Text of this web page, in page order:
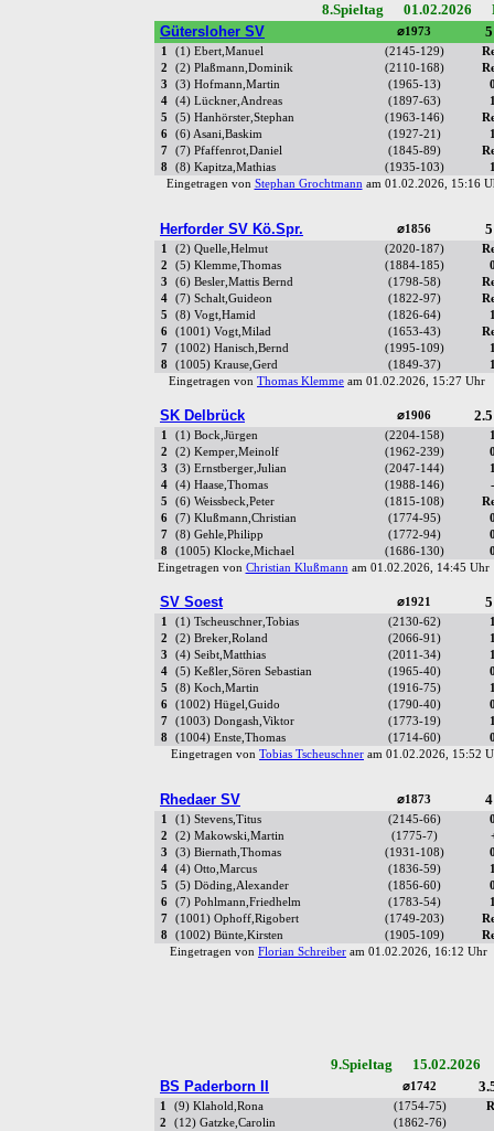
8.Spieltag 01.02.2026
Gütersloher SV
⌀1973
1 (1) Ebert,Manuel (2145-129)
2
(2) Plaßmann,Dominik (2110-168)
3
(3) Hofmann,Martin (1965-13)
4
(4) Lückner,Andreas (1897-63)
5
(5) Hanhörster,Stephan (1963-146)
6
(6) Asani,Baskim (1927-21)
7
(7) Pfaffenrot,Daniel (1845-89)
8
(8) Kapitza,Mathias (1935-103)
Eingetragen von Stephan Grochtmannam 01.02.2026, 15:16
Herforder SV Kö.Spr. ⌀1856
1 (2) Quelle,Helmut (2020-187)
2
(5) Klemme,Thomas (1884-185)
3
(6) Besler,Mattis Bernd (1798-58)
4
(7) Schalt,Guideon (1822-97)
5
(8) Vogt,Hamid (1826-64)
6
(1001) Vogt,Milad (1653-43)
7
(1002) Hanisch,Bernd (1995-109)
8
(1005) Krause,Gerd (1849-37)
Eingetragen von Thomas Klemme am 01.02.2026, 15:27 Uhr
SK Delbrück ⌀1906
1 (1) Bock,Jürgen (2204-158)
2
(2) Kemper,Meinolf (1962-239)
3
(3) Ernstberger,Julian (2047-144)
4
(4) Haase,Thomas (1988-146)
5
(6) Weissbeck,Peter (1815-108)
6
(7) Klußmann,Christian (1774-95)
7
(8) Gehle,Philipp (1772-94)
8
(1005) Klocke,Michael (1686-130)
Eingetragen von Christian Klußmannam 01.02.2026, 14:45
SV Soest ⌀1921
1 (1) Tscheuschner,Tobias (2130-62)
2
(2) Breker,Roland (2066-91)
3
(4) Seibt,Matthias (2011-34)
4
(5) Keßler,Sören Sebastian (1965-40)
5
(8) Koch,Martin (1916-75)
6
(1002) Hügel,Guido (1790-40)
7
(1003) Dongash,Viktor (1773-19)
8
(1004) Enste,Thomas (1714-60)
Eingetragen von Tobias Tscheuschner am 01.02.2026, 15:52
Rhedaer SV ⌀1873
1 (1) Stevens,Titus (2145-66)
2
(2) Makowski,Martin (1775-7)
3
(3) Biernath,Thomas (1931-108)
4
(4) Otto,Marcus (1836-59)
5
(5) Döding,Alexander (1856-60)
6
(7) Pohlmann,Friedhelm (1783-54)
7
(1001) Ophoff,Rigobert (1749-203)
8
(1002) Bünte,Kirsten (1905-109)
Eingetragen von Florian Schreiber am 01.02.2026, 16:12
9.Spieltag 15.02.2026
BS Paderborn II
⌀1742
1 (9) Klahold,Rona (1754-75)
2
(12) Gatzke,Carolin (1862-76)